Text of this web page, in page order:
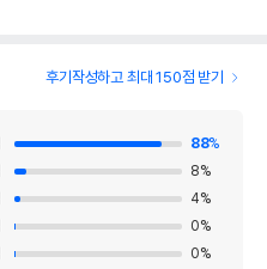
후기작성하고 최대 150점 받기
88%
8%
4%
0%
0%